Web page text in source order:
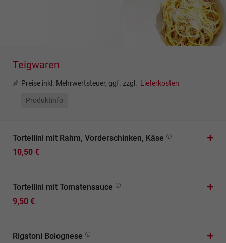
Teigwaren
Preise inkl. Mehrwertsteuer, ggf. zzgl. Lieferkosten
Produktinfo
Tortellini mit Rahm, Vorderschinken, Käse
10,50 €
Tortellini mit Tomatensauce
9,50 €
Rigatoni Bolognese